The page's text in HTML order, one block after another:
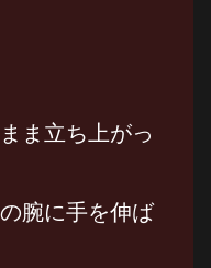
ま立ち上がっ
腕に手を伸ば